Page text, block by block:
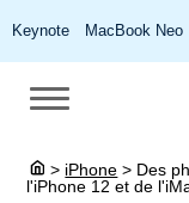
Keynote MacBook Neo
> iPhone > Des
l'iPhone 12 et de